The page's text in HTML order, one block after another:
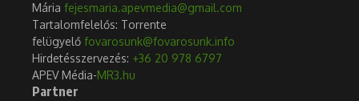
Mária fejesmaria.apevmedia@gmail.com
Tartalomfelelős: Torrente
felügyelő fovarosunk@fovarosunk.info
Hirdetésszervezés: +36 20 978 6797
APEV Média-MR3.hu
Partner